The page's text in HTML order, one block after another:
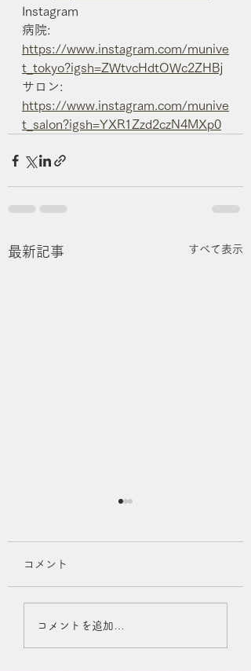
Instagram
病院:
https://www.instagram.com/munive
t_tokyo?igsh=ZWtvcHdtOWc2ZHBj
サロン:
https://www.instagram.com/munive
t_salon?igsh=YXR1Zzd2czN4MXp0
最新記事 すべて表示
コメント
コメントを追加…